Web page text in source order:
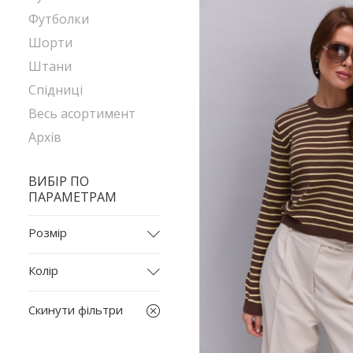
Футболки
Шорти
Штани
Спідниці
Весь асортимент
Архів
ВИБІР ПО
ПАРАМЕТРАМ
Розмір
2035
L
Колір
білий
Скинути фільтри